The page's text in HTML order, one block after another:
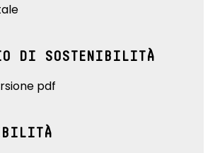
DI SOSTENIBILITÀ
pdf